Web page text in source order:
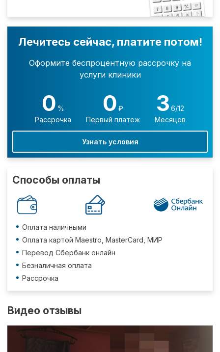
Лечитесь сейчас, платите потом!
Оформите беспроцентную рассрочку на
услуги клиники
0 %
Рассрочка
0 ₽
Первый платеж
3 6/12
Месяцев
Узнать условия
Способы оплаты
Оплата наличными
Оплата картой Maestro, MasterCard, МИР
Перевод Сбербанк онлайн
Безналичная оплата
Рассрочка
Видео отзывы